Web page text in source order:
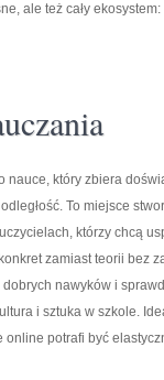
ale też cały
nauce, który zbiera
To miejsce
którzy chcą
zamiast teorii bez
dobrych nawyków i
i sztuka w szkole.
potrafi być